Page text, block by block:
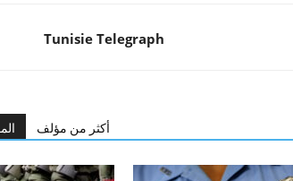
Tunisie Telegraph
أكثر من مؤلف